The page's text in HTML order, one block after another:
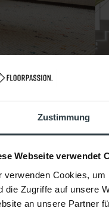
Zustimmung
Webseite verwendet
verwenden Cookies,
die Zugriffe auf unsere
an unsere Partner